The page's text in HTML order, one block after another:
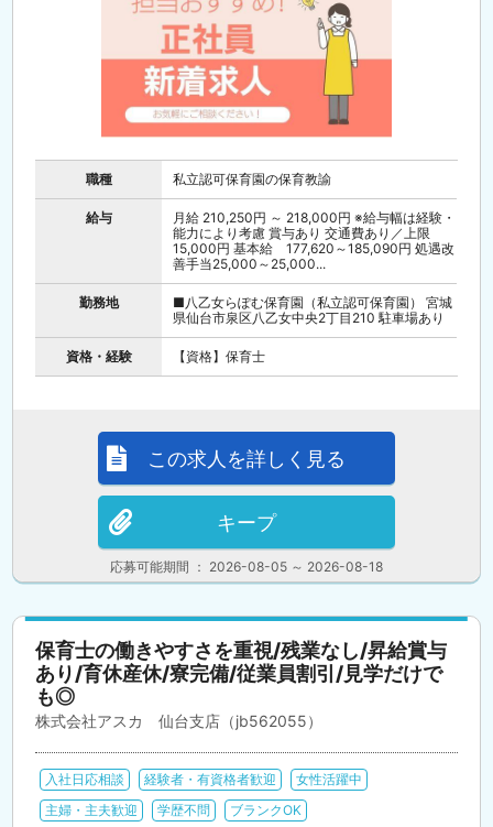
職種 私立認可保育園の保育教諭
給与
月給 210,250円 ～ 218,000円 ※給与幅は経験・
能力により考慮 賞与あり 交通費あり／上限
15,000円 基本給 177,620～185,090円 処遇改
善手当25,000～25,000...
勤務地
■八乙女らぽむ保育園（私立認可保育園） 宮城
県仙台市泉区八乙女中央2丁目210 駐車場あり
資格・経験 【資格】保育士
応募可能期間 ： 2026-08-05 ～ 2026-08-18
この求人を詳しく見る
キープ
保育士の働きやすさを重視/残業なし/昇給賞与
あり/育休産休/寮完備/従業員割引/見学だけで
も◎
株式会社アスカ 仙台支店（jb562055）
入社日応相談 経験者・有資格者歓迎
女性活躍中
主婦・主夫歓迎
学歴不問
ブランクOK